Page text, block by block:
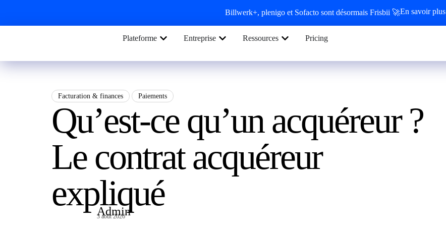
Billwerk+, plenigo et Sofacto sont désormais Frisbii 🚀En savoir plus
Plateforme Entreprise Ressources Pricing
Facturation & finances Paiements
Qu’est-ce qu’un acquéreur ?
Le contrat acquéreur
expliqué
Admin
3 août 2026